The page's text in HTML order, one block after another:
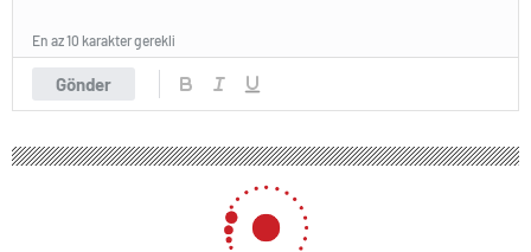
Gönder
En az 10 karakter gerekli